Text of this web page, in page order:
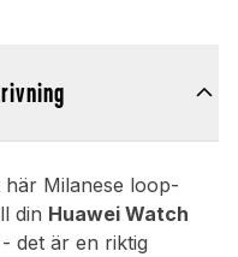
här Milanese loop-
din Huawei Watch
det är en riktig